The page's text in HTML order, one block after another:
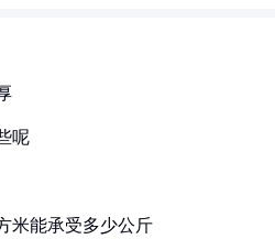
呢
米能承受多少公斤